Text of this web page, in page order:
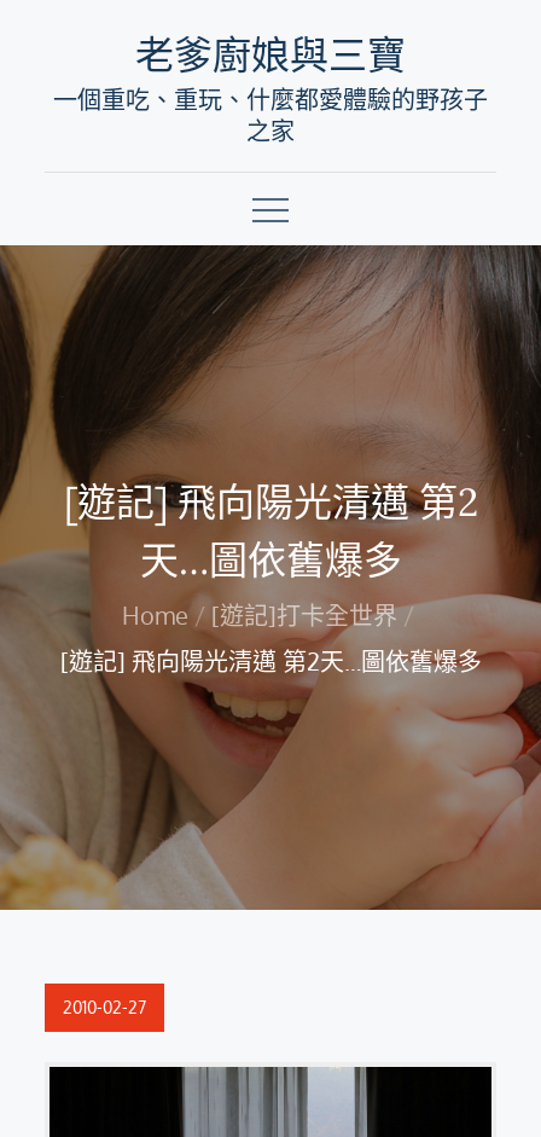
content
老爹廚娘與三寶
一個重吃、重玩、什麼都愛體驗的野孩子
之家
[遊記] 飛向陽光清邁 第2
天…圖依舊爆多
Home
[遊記]打卡全世界
[遊記] 飛向陽光清邁 第2天…圖依舊爆多
Posted
2010-02-27